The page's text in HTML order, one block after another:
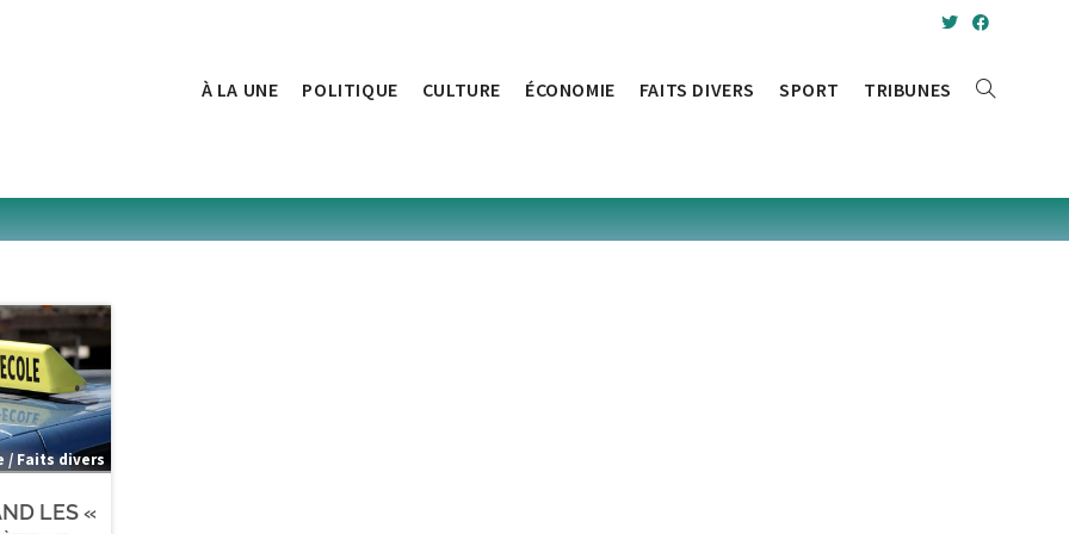
À LA UNE POLITIQUE CULTURE ÉCONOMIE FAITS DIVERS SPORT TRIBUNES
/ Faits divers
LES «